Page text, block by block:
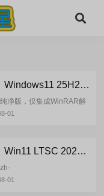
完整+适量精简多合一安装版2026.08
净版，仅集成WinRAR解
和系统必须的软件和运
01
完整+适量精简多合一安装版2026.08
01